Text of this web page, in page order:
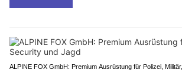
ALPINE FOX GmbH: Premium Ausrüstung für Polizei,